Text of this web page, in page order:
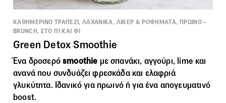
ΚΑΘΗΜΕΡΙΝΟ ΤΡΑΠΕΖΙ, ΛΑΧΑΝΙΚΑ, ΛΙΚΕΡ & ΡΟΦΗΜΑΤΑ, ΠΡΩΙΝΟ –
BRUNCH, ΣΤΟ ΠΙ ΚΑΙ ΦΙ
Green Detox Smoothie
Ένα δροσερόsmoothie με σπανάκι, αγγούρι, lime και
ανανά που συνδυάζει φρεσκάδα και ελαφριά
γλυκύτητα. Ιδανικό για πρωινό ή για ένα απογευματινό
boost.